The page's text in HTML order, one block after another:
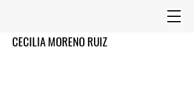
CECILIA MORENO RUIZ